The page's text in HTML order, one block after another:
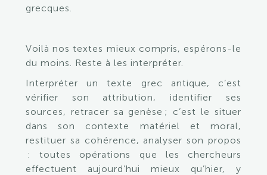
grecques.
Voilà nos textes mieux compris, espérons-le
du moins. Reste à les interpréter.
Interpréter un texte grec antique, c’est
vérifier son attribution, identifier ses
sources, retracer sa genèse ; c’est le situer
dans son contexte matériel et moral,
restituer sa cohérence, analyser son propos
: toutes opérations que les chercheurs
effectuent aujourd’hui mieux qu’hier, y